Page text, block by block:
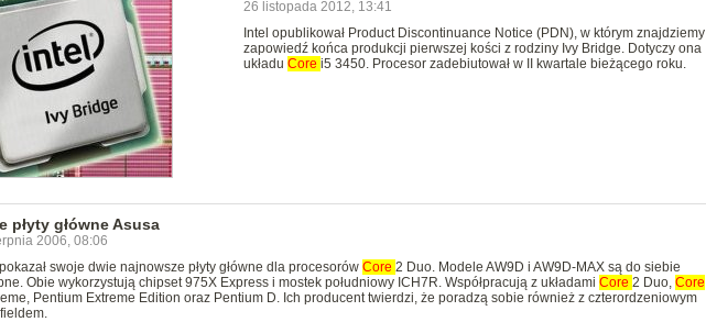
26 listopada 2012, 13:41
Intel opublikował Product Discontinuance Notice (PDN), w którym znajdziemy
zapowiedź końca produkcji pierwszej kości z rodziny Ivy Bridge. Dotyczy ona
układu Core i5 3450. Procesor zadebiutował w II kwartale bieżącego roku.
płyty główne Asusa
2006, 08:06
swoje dwie najnowsze płyty główne dla procesorów Core 2 Duo. Modele AW9D i AW9D-MAX są do siebie
Obie wykorzystują chipset 975X Express i mostek południowy ICH7R. Współpracują z układami Core 2 Duo, Core
Pentium Extreme Edition oraz Pentium D. Ich producent twierdzi, że poradzą sobie również z czterordzeniowym